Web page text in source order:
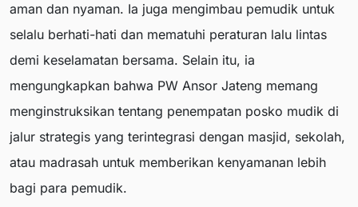
aman dan nyaman. Ia juga mengimbau pemudik untuk
selalu berhati-hati dan mematuhi peraturan lalu lintas
demi keselamatan bersama. Selain itu, ia
mengungkapkan bahwa PW Ansor Jateng memang
menginstruksikan tentang penempatan posko mudik di
jalur strategis yang terintegrasi dengan masjid, sekolah,
atau madrasah untuk memberikan kenyamanan lebih
bagi para pemudik.